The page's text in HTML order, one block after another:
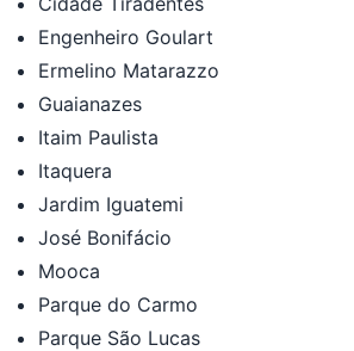
Engenheiro Goulart
Ermelino Matarazzo
Guaianazes
Itaim Paulista
Itaquera
Jardim Iguatemi
José Bonifácio
Mooca
Parque do Carmo
Parque São Lucas